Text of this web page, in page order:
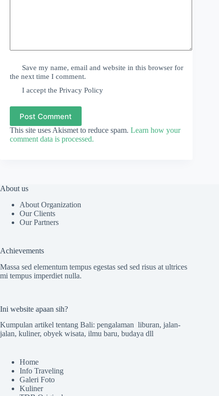
Save my name, email and website in this browser for
the next time I comment.
I accept thePrivacy Policy
Post Comment
This site uses Akismet to reduce spam. Learn how your
comment data is processed.
About us
About Organization
Our Clients
Our Partners
Achievements
Massa sed elementum tempus egestas sed sed risus at ultrices
mi tempus imperdiet nulla.
Ini website apaan sih?
Kumpulan artikel tentang Bali: pengalaman liburan, jalan-
jalan, kuliner, obyek wisata, ilmu baru, budaya dll
Home
Info Traveling
Galeri Foto
Kuliner